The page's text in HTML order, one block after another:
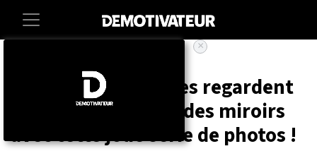
Des personnes âgées regardent
leur jeunesse dans des miroirs
avec cette jolie série de photos !
×